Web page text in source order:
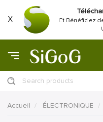
X
Et Bénéficiez
Search products
Accueil ÉLECTRONIQUE